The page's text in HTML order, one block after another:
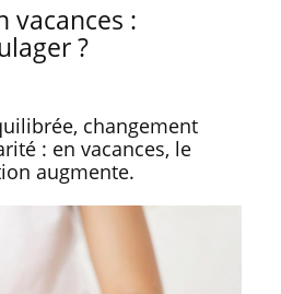
vacances :
?
changement
: en vacances, le
augmente.